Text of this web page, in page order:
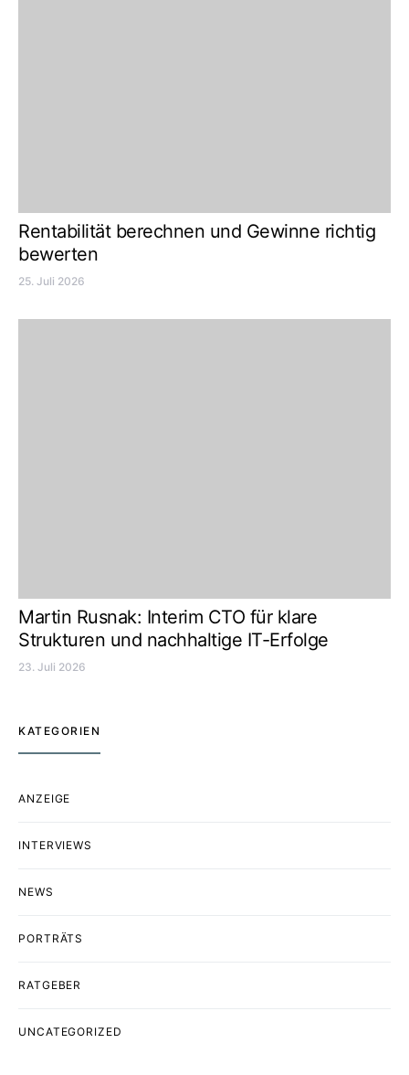
Rentabilität berechnen und Gewinne richtig
bewerten
25. Juli 2026
Martin Rusnak: Interim CTO für klare
Strukturen und nachhaltige IT-Erfolge
23. Juli 2026
KATEGORIEN
ANZEIGE
INTERVIEWS
NEWS
PORTRÄTS
RATGEBER
UNCATEGORIZED